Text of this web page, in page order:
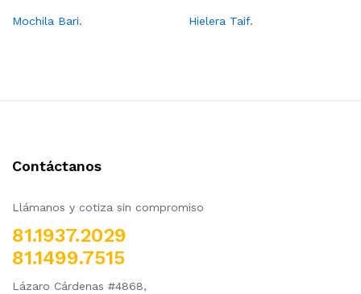
Mochila Bari. Hielera Taif.
Contáctanos
Llámanos y cotiza sin compromiso
81.1937.2029
81.1499.7515
Lázaro Cárdenas #4868,